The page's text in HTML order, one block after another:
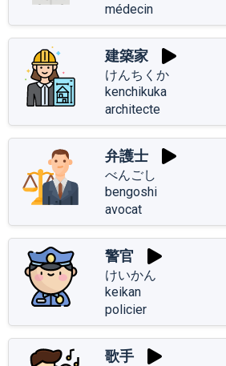
médecin
建築家
けんちくか
kenchikuka
architecte
弁護士
べんごし
bengoshi
avocat
警官
けいかん
keikan
policier
歌手